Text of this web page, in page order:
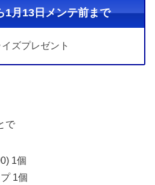
1月13日メンテ前まで
ズプレゼント
で
1個
1個